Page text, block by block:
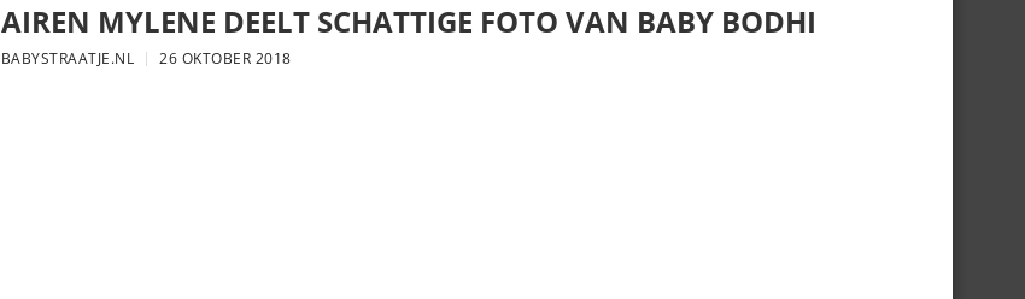
AIREN MYLENE DEELT SCHATTIGE FOTO VAN BABY BODHI
BABYSTRAATJE.NL 26 OKTOBER 2018